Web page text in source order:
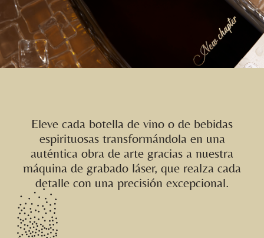
Eleve cada botella de vino o de bebidas
espirituosas transformándola en una
auténtica obra de arte gracias a nuestra
máquina de grabado láser, que realza cada
detalle con una precisión excepcional.